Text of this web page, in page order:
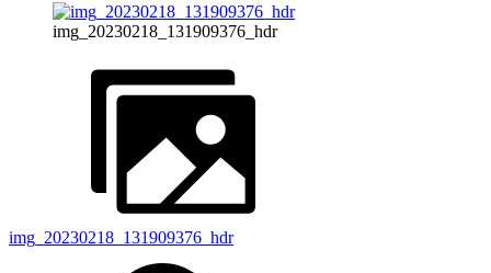
img_20230218_131909376_hdr
img_20230218_131909376_hdr